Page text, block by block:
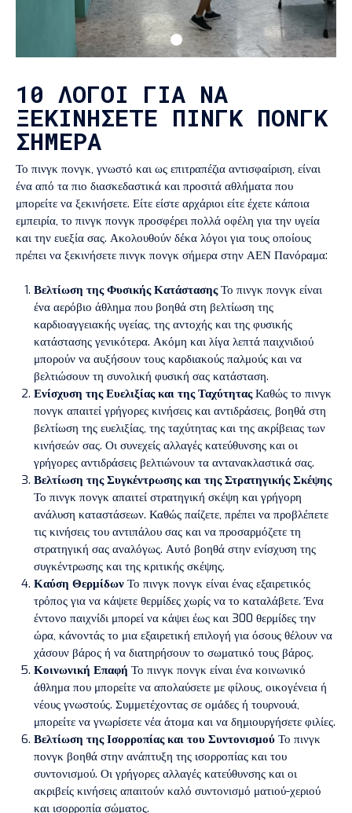
10 ΛΌΓΟΙ ΓΙΑ ΝΑ
ΞΕΚΙΝΉΣΕΤΕ ΠΙΝΓΚ ΠΟΝΓΚ
ΣΉΜΕΡΑ
Το πινγκ πονγκ, γνωστό και ως επιτραπέζια αντισφαίριση, είναι
ένα από τα πιο διασκεδαστικά και προσιτά αθλήματα που
μπορείτε να ξεκινήσετε. Είτε είστε αρχάριοι είτε έχετε κάποια
εμπειρία, το πινγκ πονγκ προσφέρει πολλά οφέλη για την υγεία
και την ευεξία σας. Ακολουθούν δέκα λόγοι για τους οποίους
πρέπει να ξεκινήσετε πινγκ πονγκ σήμερα στην ΑΕΝ Πανόραμα:
Βελτίωση της Φυσικής ΚατάστασηςΤο πινγκ πονγκ είναι
ένα αερόβιο άθλημα που βοηθά στη βελτίωση της
καρδιοαγγειακής υγείας, της αντοχής και της φυσικής
κατάστασης γενικότερα. Ακόμη και λίγα λεπτά παιχνιδιού
μπορούν να αυξήσουν τους καρδιακούς παλμούς και να
βελτιώσουν τη συνολική φυσική σας κατάσταση.
Ενίσχυση της Ευελιξίας και της ΤαχύτηταςΚαθώς το πινγκ
πονγκ απαιτεί γρήγορες κινήσεις και αντιδράσεις, βοηθά στη
βελτίωση της ευελιξίας, της ταχύτητας και της ακρίβειας των
κινήσεών σας. Οι συνεχείς αλλαγές κατεύθυνσης και οι
γρήγορες αντιδράσεις βελτιώνουν τα αντανακλαστικά σας.
Βελτίωση της Συγκέντρωσης και της Στρατηγικής Σκέψης
Το πινγκ πονγκ απαιτεί στρατηγική σκέψη και γρήγορη
ανάλυση καταστάσεων. Καθώς παίζετε, πρέπει να προβλέπετε
τις κινήσεις του αντιπάλου σας και να προσαρμόζετε τη
στρατηγική σας αναλόγως. Αυτό βοηθά στην ενίσχυση της
συγκέντρωσης και της κριτικής σκέψης.
Καύση ΘερμίδωνΤο πινγκ πονγκ είναι ένας εξαιρετικός
τρόπος για να κάψετε θερμίδες χωρίς να το καταλάβετε. Ένα
έντονο παιχνίδι μπορεί να κάψει έως και 300 θερμίδες την
ώρα, κάνοντάς το μια εξαιρετική επιλογή για όσους θέλουν να
χάσουν βάρος ή να διατηρήσουν το σωματικό τους βάρος.
Κοινωνική Επαφή Το πινγκ πονγκ είναι ένα κοινωνικό
άθλημα που μπορείτε να απολαύσετε με φίλους, οικογένεια ή
νέους γνωστούς. Συμμετέχοντας σε ομάδες ή τουρνουά,
μπορείτε να γνωρίσετε νέα άτομα και να δημιουργήσετε φιλίες.
Βελτίωση της Ισορροπίας και του ΣυντονισμούΤο πινγκ
πονγκ βοηθά στην ανάπτυξη της ισορροπίας και του
συντονισμού. Οι γρήγορες αλλαγές κατεύθυνσης και οι
ακριβείς κινήσεις απαιτούν καλό συντονισμό ματιού-χεριού
και ισορροπία σώματος.